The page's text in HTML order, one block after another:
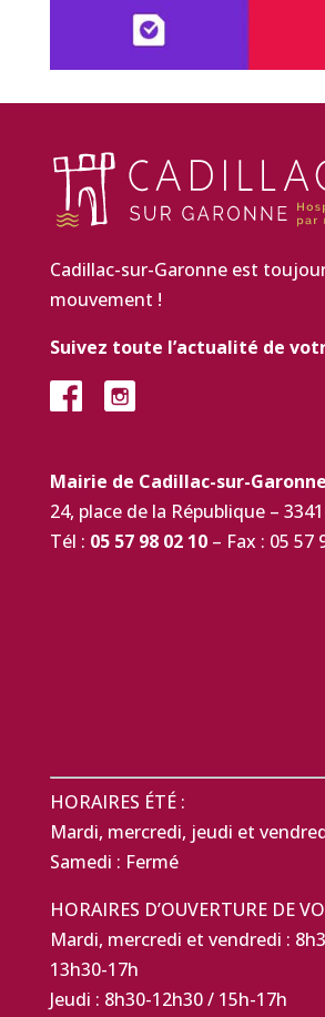
Cadillac-sur-Garonne est
mouvement !
Suivez toute l’actualité de
Mairie de Cadillac-sur-Garonne
24, place de la République –
Tél : 05 57 98 02 10– Fax : 05 57
HORAIRES ÉTÉ :
Mardi, mercredi, jeudi et
Samedi : Fermé
HORAIRES D’OUVERTURE DE
Mardi, mercredi et vendredi :
13h30-17h
Jeudi : 8h30-12h30 / 15h-17h